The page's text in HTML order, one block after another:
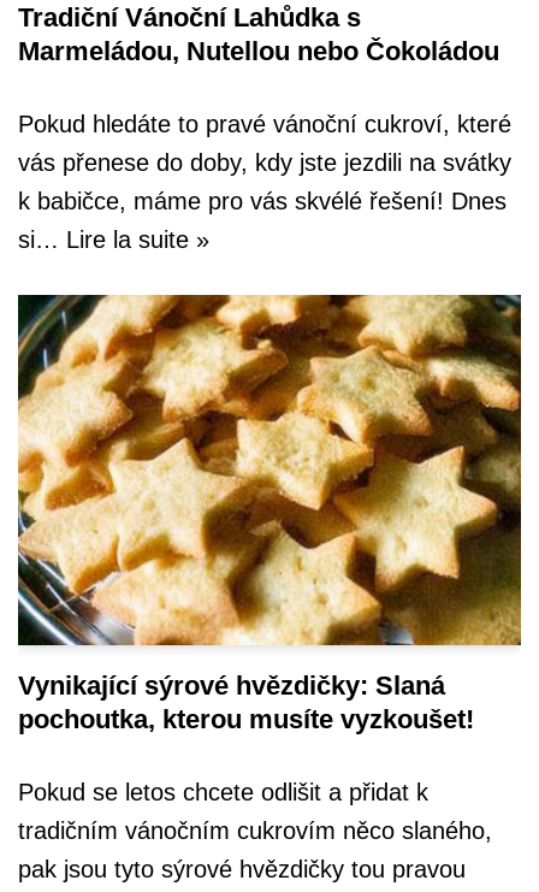
Tradiční Vánoční Lahůdka s
Marmeládou, Nutellou nebo Čokoládou
Pokud hledáte to pravé vánoční cukroví, které
vás přenese do doby, kdy jste jezdili na svátky
k babičce, máme pro vás skvélé řešení! Dnes
si… Lire la suite »
Vynikající sýrové hvězdičky: Slaná
pochoutka, kterou musíte vyzkoušet!
Pokud se letos chcete odlišit a přidat k
tradičním vánočním cukrovím něco slaného,
pak jsou tyto sýrové hvězdičky tou pravou